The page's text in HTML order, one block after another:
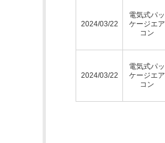
2024/03/22
電気式パッ
ケージエア
コン
2024/03/22
電気式パッ
ケージエア
コン